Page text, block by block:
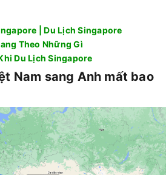
| Du Lịch Singapore
Theo Những Gì
Du Lịch Singapore
Nam sang Anh mất bao